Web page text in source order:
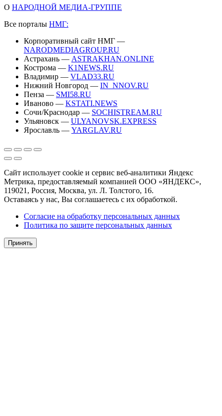
О НАРОДНОЙ МЕДИА-ГРУППЕ
Все порталы НМГ:
Корпоративный сайт НМГ —
NARODMEDIAGROUP.RU
Астрахань — ASTRAKHAN.ONLINE
Кострома — K1NEWS.RU
Владимир — VLAD33.RU
Нижний Новгород — IN_NNOV.RU
Пенза — SMI58.RU
Иваново — KSTATI.NEWS
Сочи/Краснодар — SOCHISTREAM.RU
Ульяновск — ULYANOVSK.EXPRESS
Ярославль — YARGLAV.RU
Сайт использует cookie и сервис веб-аналитики Яндекс
Метрика, предоставляемый компанией ООО «ЯНДЕКС»,
119021, Россия, Москва, ул. Л. Толстого, 16.
Оставаясь у нас, Вы соглашаетесь с их обработкой.
Согласие на обработку персональных данных
Политика по защите персональных данных
Принять